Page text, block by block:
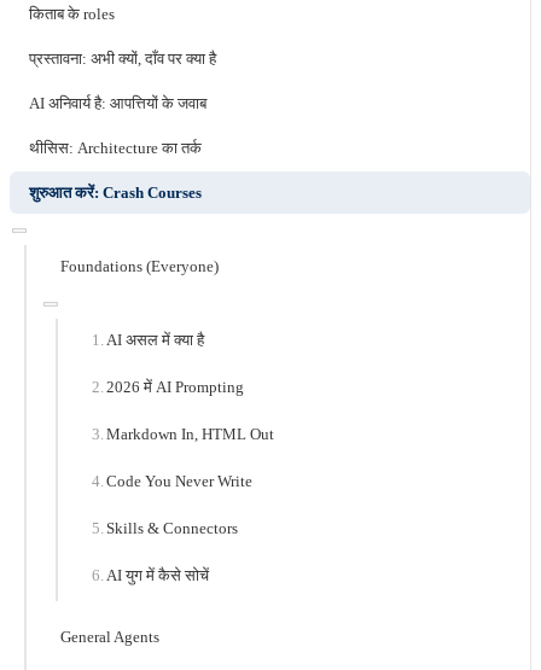
किताब के roles
प्रस्तावना: अभी क्यों, दाँव पर क्या है
AI अनिवार्य है: आपत्तियों के जवाब
थीसिस: Architecture का तर्क
शुरुआत करें: Crash Courses
Foundations (Everyone)
AI असल में क्या है
2026 में AI Prompting
Markdown In, HTML Out
Code You Never Write
Skills & Connectors
AI युग में कैसे सोचें
General Agents